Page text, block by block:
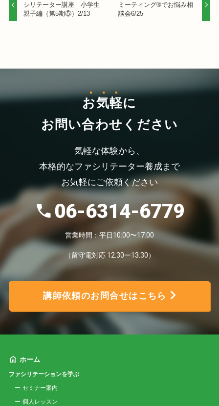
シリテーター講座 小学生
親子編（第5期⑤）2/13
ミーティング®でお悩み相
談会6/25
お気軽に
お問い合わせください
気軽な体験から、
本格的なファシリテーター養成まで
お気軽にご依頼ください
06-6314-6779
営業時間：平日10:00〜17:00
（留守電対応 12:30ー13:30）
講師依頼のお問合せはこちら
ホーム
ファシリテーションを学ぶ
セミナー案内
個人レッスン